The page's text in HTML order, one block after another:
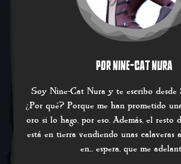
POR NINE-CAT NURA
Soy Nine-Cat Nura y te escribo desde
¿Por qué? Porque me han prometido
oro si lo hago, por eso. Además, el
está en tierra vendiendo unas calaveras
en... espera, que me